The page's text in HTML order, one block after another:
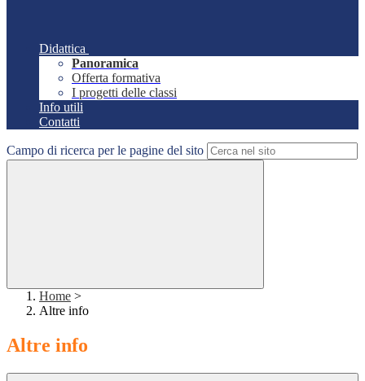
Didattica
Panoramica
Offerta formativa
I progetti delle classi
Info utili
Contatti
Campo di ricerca per le pagine del sito
Home >
Altre info
Altre info